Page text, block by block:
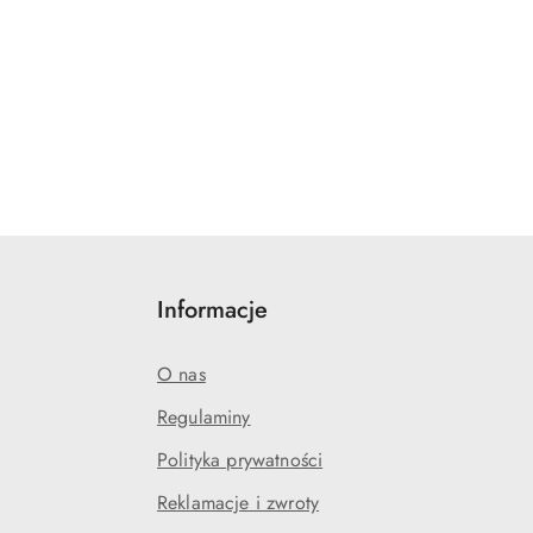
Informacje
O nas
Regulaminy
Polityka prywatności
Reklamacje i zwroty